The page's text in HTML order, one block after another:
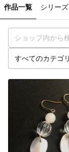
作品一覧 シリーズ